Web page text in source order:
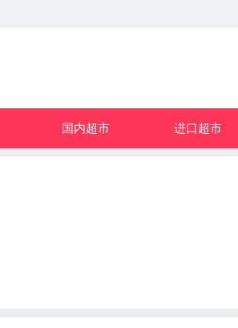
国内超市 进口超市